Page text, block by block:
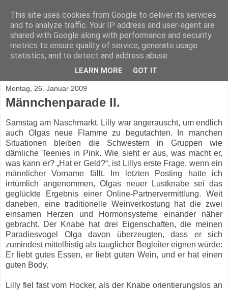
Mascha Bronsky
Unglaubliches aus dem Leben von Mascha Bronsky, einer
Frau 40+
Montag, 26. Januar 2009
Männchenparade II.
Samstag am Naschmarkt. Lilly war angerauscht, um endlich
auch Olgas neue Flamme zu begutachten. In manchen
Situationen bleiben die Schwestern in Gruppen wie
dämliche Teenies in Pink. Wie sieht er aus, was macht er,
was kann er? „Hat er Geld?“, ist Lillys erste Frage, wenn ein
männlicher Vorname fällt. Im letzten Posting hatte ich
irrtümlich angenommen, Olgas neuer Lustknabe sei das
geglückte Ergebnis einer Online-Partnervermittlung. Weit
daneben, eine traditionelle Weinverkostung hat die zwei
einsamen Herzen und Hormonsysteme einander näher
gebracht. Der Knabe hat drei Eigenschaften, die meinen
Paradiesvogel Olga davon überzeugten, dass er sich
zumindest mittelfristig als tauglicher Begleiter eignen würde:
Er liebt gutes Essen, er liebt guten Wein, und er hat einen
guten Body.
Lilly fiel fast vom Hocker, als der Knabe orientierungslos an
This site uses cookies from Google to deliver its services
and to analyze traffic. Your IP address and user-agent are
shared with Google along with performance and security
metrics to ensure quality of service, generate usage
statistics, and to detect and address abuse.
LEARN MORE GOT IT